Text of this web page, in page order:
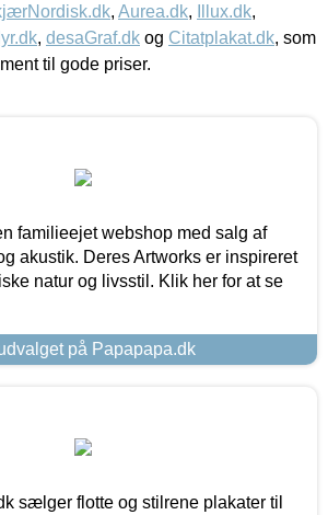
, Aurea.dk, Illux.dk,
, desaGraf.dk og Citatplakat.dk, som
til gode priser.
familieejet webshop med salg af
akustik. Deres Artworks er inspireret
natur og livsstil. Klik her for at se
på Papapapa.dk
sælger flotte og stilrene plakater til